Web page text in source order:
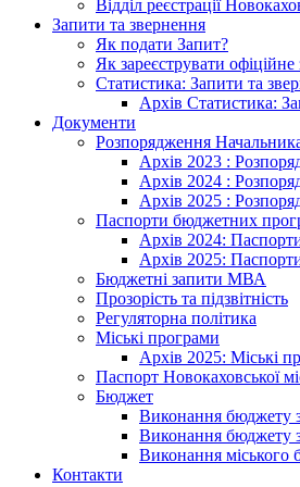
Відділ реєстрації
Запити та звернення
Як подати Запит?
Як зареєструвати
Статистика: Запити та
Архів Статистика:
Документи
Розпорядження
Архів 2023 :
Архів 2024 :
Архів 2025 :
Паспорти бюджетних
Архів 2024:
Архів 2025:
Бюджетні запити МВА
Прозорість та підзвітність
Регуляторна політика
Міські програми
Архів 2025: Міські
Паспорт Новокаховської
Бюджет
Виконання бюджету
Виконання бюджету
Виконання міського
Контакти